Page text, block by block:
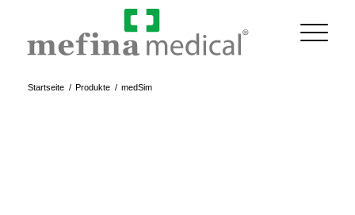
Startseite / Produkte / medSim